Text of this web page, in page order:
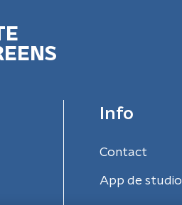
Info
Contact
App de studio